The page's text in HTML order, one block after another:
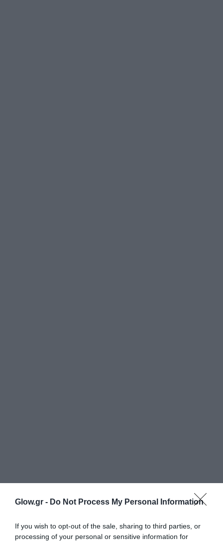
Glow.gr - Do Not Process My Personal Information
If you wish to opt-out of the sale, sharing to third parties, or
processing of your personal or sensitive information for